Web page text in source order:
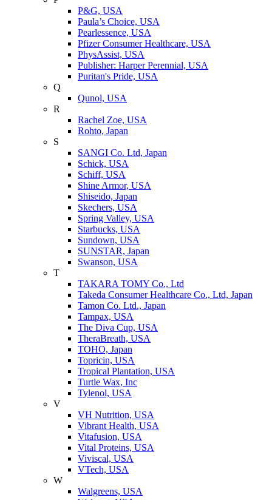
P&G, USA
Paula’s Choice, USA
Pearlessence, USA
Pfizer Consumer Healthcare, USA
PhysAssist, USA
Publisher: Harper Perennial, USA
Puritan's Pride, USA
Q
Qunol, USA
R
Rachel Zoe, USA
Rohto, Japan
S
SANGI Co. Ltd, Japan
Schick, USA
Schiff, USA
Shine Armor, USA
Shiseido, Japan
Skechers, USA
Spring Valley, USA
Starbucks, USA
Sundown, USA
SUNSTAR, Japan
Swanson, USA
T
TAKARA TOMY Co., Ltd
Takeda Consumer Healthcare Co., Ltd, Japan
Tamon Co. Ltd., Japan
Tampax, USA
The Diva Cup, USA
TheraBreath, USA
TOHO, Japan
Topricin, USA
Tropical Plantation, USA
Turtle Wax, Inc
Tylenol, USA
V
VH Nutrition, USA
Vibrant Health, USA
Vitafusion, USA
Vital Proteins, USA
Viviscal, USA
VTech, USA
W
Walgreens, USA